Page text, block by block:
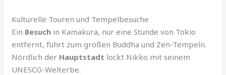
Kulturelle Touren und Tempelbesuche
Ein Besuch in Kamakura, nur eine Stunde von Tokio
entfernt, führt zum großen Buddha und Zen-Tempeln.
Nördlich der Hauptstadt lockt Nikko mit seinem
UNESCO-Welterbe.